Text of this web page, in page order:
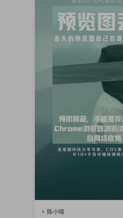
陈小喵